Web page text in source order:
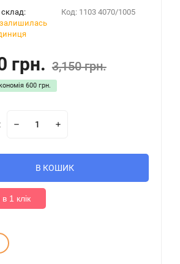
залишилась
Код: 1103 4070/1005
грн. 3,150 грн.
600 грн.
В КОШИК
1 клік